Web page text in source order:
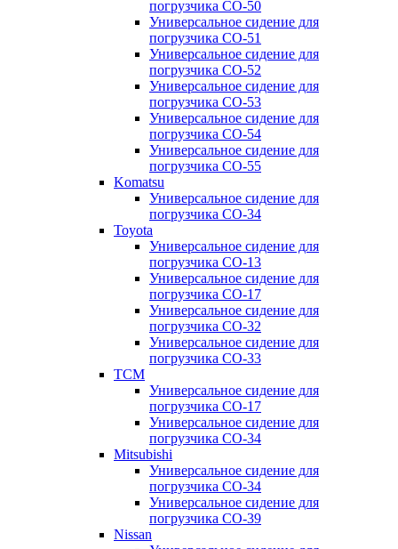
погрузчика CO-50
Универсальное сидение для
погрузчика CO-51
Универсальное сидение для
погрузчика CO-52
Универсальное сидение для
погрузчика CO-53
Универсальное сидение для
погрузчика CO-54
Универсальное сидение для
погрузчика CO-55
Komatsu
Универсальное сидение для
погрузчика CO-34
Toyota
Универсальное сидение для
погрузчика CO-13
Универсальное сидение для
погрузчика CO-17
Универсальное сидение для
погрузчика CO-32
Универсальное сидение для
погрузчика CO-33
TCM
Универсальное сидение для
погрузчика CO-17
Универсальное сидение для
погрузчика CO-34
Mitsubishi
Универсальное сидение для
погрузчика CO-34
Универсальное сидение для
погрузчика CO-39
Nissan